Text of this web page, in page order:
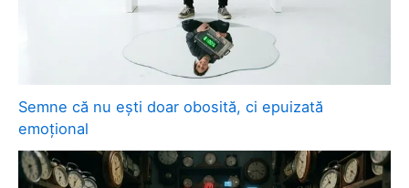
Semne că nu ești doar obosită, ci epuizată
emoțional